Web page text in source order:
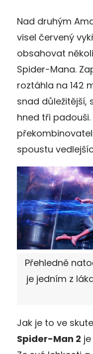
Nad druhým
visel červený
obsahovat
Spider-Mana.
roztáhla na 142
snad důležitější,
hned tři
spoustu
Přehledně
je jedním z
Jak je to ve
Spider-Man 2